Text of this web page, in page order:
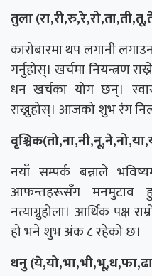
तुला
कारोबारमा थप लगानी
गर्नुहोस्। खर्चमा नियन्त्रण
धन खर्चका योग छन्।
राख्नुहोस्। आजको शुभ रंग
नयाँ सम्पर्क बन्नाले
आफन्तहरूसँग मनमुटाव
नत्याग्नुहोला। आर्थिक पक्ष
हो भने शुभ अंक ८ रहेको छ।
धनु